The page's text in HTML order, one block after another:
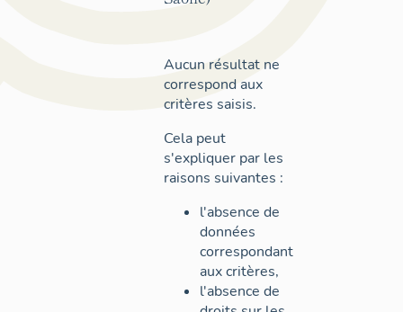
Aucun résultat ne
correspond aux
critères saisis.
Cela peut
s'expliquer par les
raisons suivantes :
l'absence de
données
correspondant
aux critères,
l'absence de